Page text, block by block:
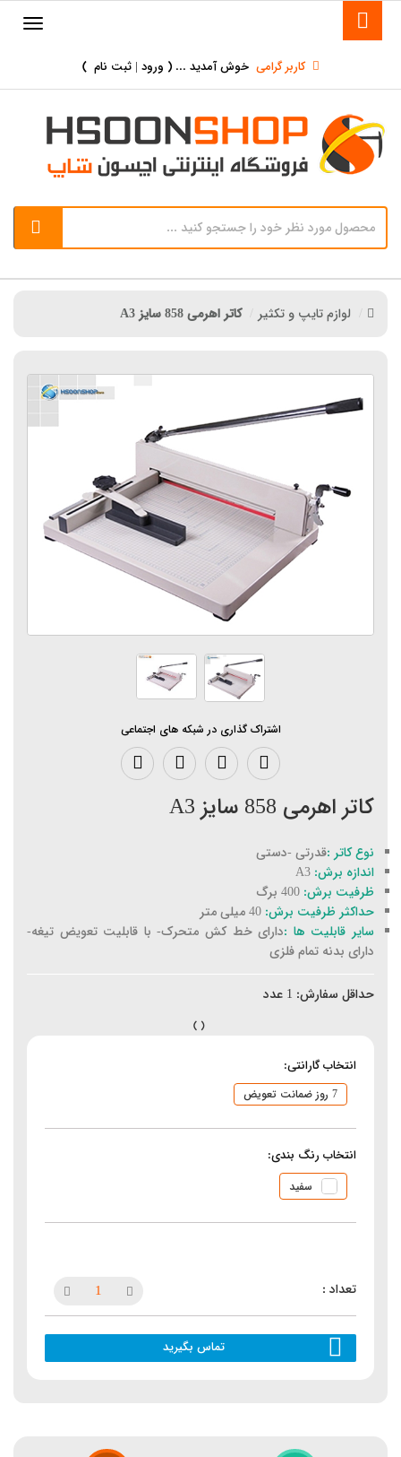
کاربر گرامی خوش آمدید ... ( ورود | ثبت نام )
لوازم تایپ و تکثیر کاتر اهرمی 858 سایز A3
اشتراک گذاری در شبکه های اجتماعی
کاتر اهرمی 858 سایز A3
نوع کاتر :قدرتی -دستی
اندازه برش:
ظرفیت برش: 400 برگ
حداکثر ظرفیت برش:
سایر قابلیت ها :دارای خط کش متحرک- با قابلیت تعویض تیغه-
دارای بدنه تمام فلزی
حداقل سفارش: 1 عدد
انتخاب گارانتی:
7 روز ضمانت تعویض
انتخاب رنگ بندی:
سفید
تماس بگیرید